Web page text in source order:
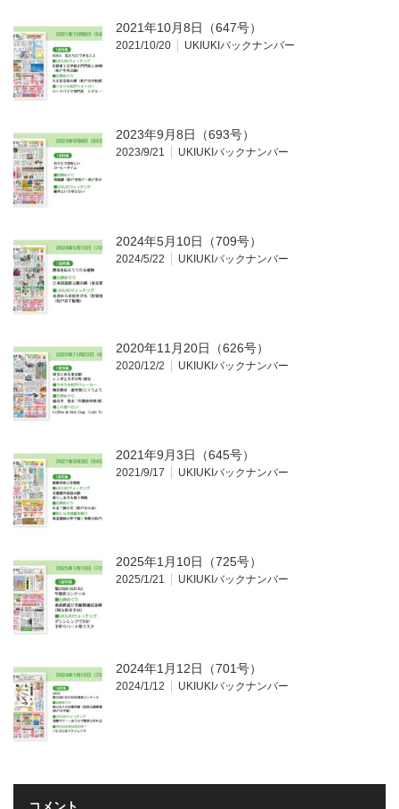
2021年10月8日（647号）
2021/10/20 UKIUKIバックナンバー
2023年9月8日（693号）
2023/9/21 UKIUKIバックナンバー
2024年5月10日（709号）
2024/5/22 UKIUKIバックナンバー
2020年11月20日（626号）
2020/12/2 UKIUKIバックナンバー
2021年9月3日（645号）
2021/9/17 UKIUKIバックナンバー
2025年1月10日（725号）
2025/1/21 UKIUKIバックナンバー
2024年1月12日（701号）
2024/1/12 UKIUKIバックナンバー